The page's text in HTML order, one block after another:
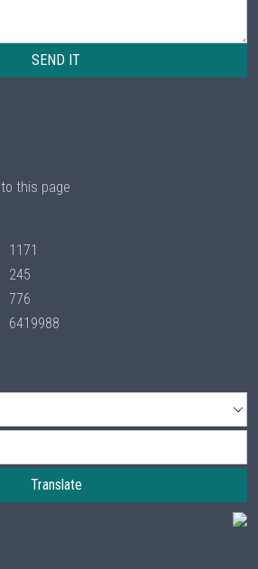
SEND IT
1171
245
776
6419988
Translate